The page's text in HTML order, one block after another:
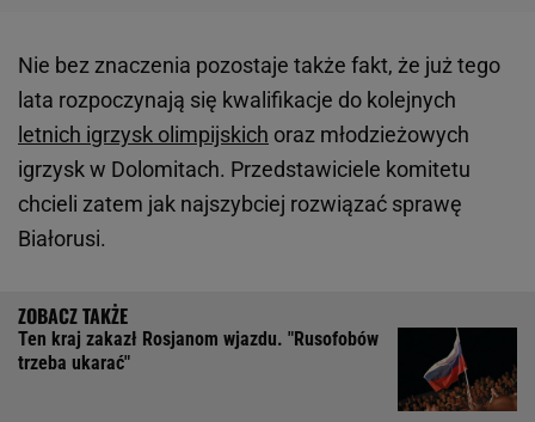
Nie bez znaczenia pozostaje także fakt, że już tego
lata rozpoczynają się kwalifikacje do kolejnych
letnich igrzysk olimpijskich oraz młodzieżowych
igrzysk w Dolomitach. Przedstawiciele komitetu
chcieli zatem jak najszybciej rozwiązać sprawę
Białorusi.
Ten kraj zakazł Rosjanom wjazdu. "Rusofobów
trzeba ukarać"